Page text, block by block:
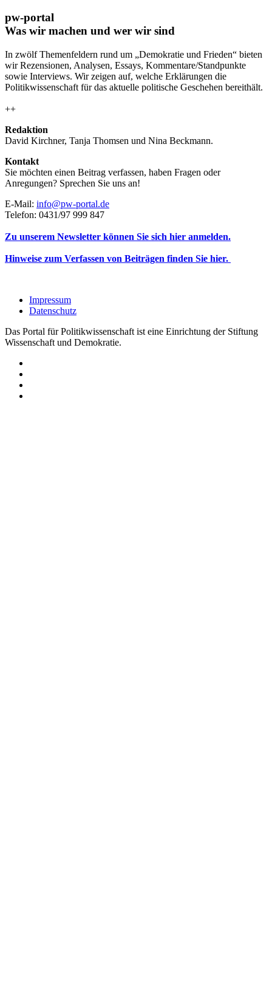
pw-portal
Was wir machen und wer wir sind
In zwölf Themenfeldern rund um „Demokratie und Frieden“ bieten
wir Rezensionen, Analysen, Essays, Kommentare/Standpunkte
sowie Interviews. Wir zeigen auf, welche Erklärungen die
Politikwissenschaft für das aktuelle politische Geschehen bereithält.
++
Redaktion
David Kirchner, Tanja Thomsen und Nina Beckmann.
Kontakt
Sie möchten einen Beitrag verfassen, haben Fragen oder
Anregungen? Sprechen Sie uns an!
E-Mail: info@pw-portal.de
Telefon: 0431/97 999 847
Zu unserem Newsletter können Sie sich hier anmelden.
Hinweise zum Verfassen von Beiträgen finden Sie hier.
Impressum
Datenschutz
Das Portal für Politikwissenschaft ist eine Einrichtung der Stiftung
Wissenschaft und Demokratie.